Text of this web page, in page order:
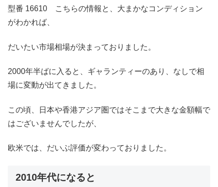
型番 16610 こちらの情報と、大まかなコンディション
がわかれば、
だいたい市場相場が決まっておりました。
2000年半ばに入ると、ギャランティーのあり、なしで相
場に変動が出てきました。
この頃、日本や香港アジア圏ではそこまで大きな金額幅で
はございませんでしたが、
欧米では、だいぶ評価が変わっておりました。
2010年代になると